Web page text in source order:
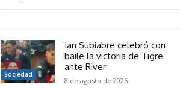
Sociedad
Ian Subiabre celebró con
baile la victoria de Tigre
ante River
8 de agosto de 2026